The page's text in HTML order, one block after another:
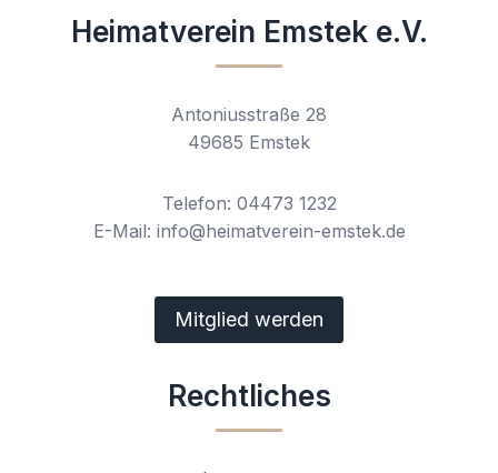
Heimatverein Emstek e.V.
Antoniusstraße 28
49685 Emstek
Telefon: 04473 1232
E-Mail: info@heimatverein-emstek.de
Mitglied werden
Rechtliches